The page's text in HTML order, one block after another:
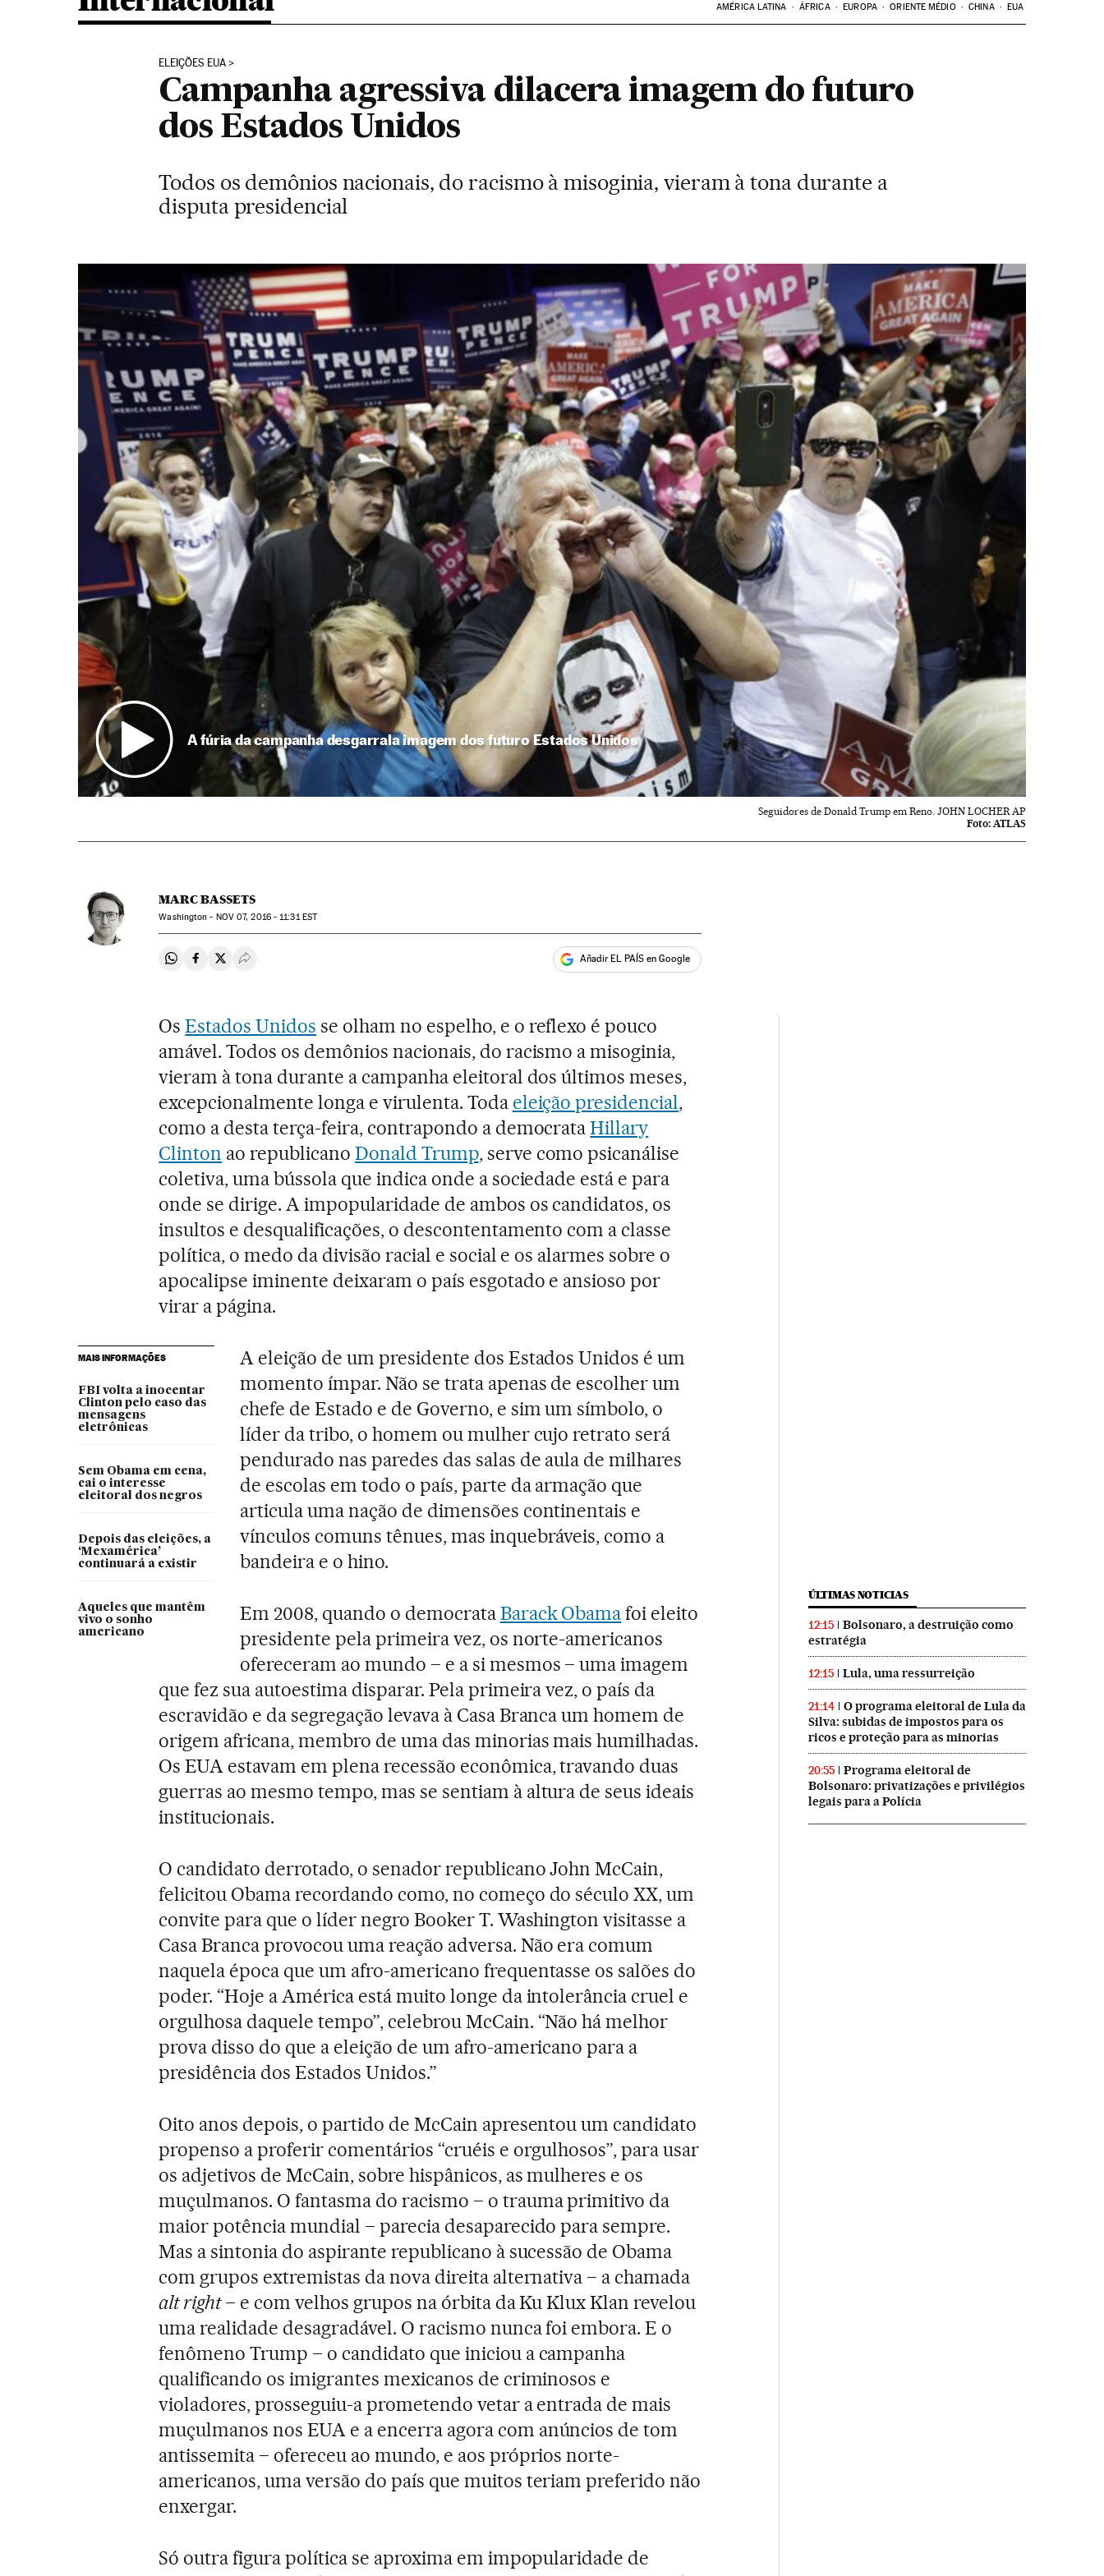
AMÉRICA LATINA ÁFRICA EUROPA ORIENTE MÉDIO CHINA EUA
ELEIÇÕES EUA
Campanha agressiva dilacera imagem do futuro
dos Estados Unidos
Todos os demônios nacionais, do racismo à misoginia, vieram à tona durante a
disputa presidencial
A fúria da campanha desgarrala imagem dos futuro Estados Unidos
Seguidores de Donald Trump em Reno. JOHN LOCHER AP
Foto: ATLAS
MARC BASSETS
Washington - NOV07, 2016 - 11:31EST
Compartir en Whatsapp
Compartir en Facebook
Compartir en Twitter
Desplegar Redes Sociales Añadir EL PAÍS en Google
OsEstados Unidos se olham no espelho, e o reflexo é pouco
amável. Todos os demônios nacionais, do racismo a misoginia,
vieram à tona durante a campanha eleitoral dos últimos meses,
excepcionalmente longa e virulenta. Toda eleição presidencial,
como a desta terça-feira, contrapondo a democrataHillary
Clinton ao republicano Donald Trump, serve como psicanálise
coletiva, uma bússola que indica onde a sociedade está e para
onde se dirige. A impopularidade de ambos os candidatos, os
insultos e desqualificações, o descontentamento com a classe
política, o medo da divisão racial e social e os alarmes sobre o
apocalipse iminente deixaram o país esgotado e ansioso por
virar a página.
MAIS INFORMAÇÕES
FBI volta a inocentar
Clinton pelo caso das
mensagens
eletrônicas
Sem Obama em cena,
cai o interesse
eleitoral dos negros
Depois das eleições, a
‘Mexamérica’
continuará a existir
Aqueles que mantêm
vivo o sonho
americano
A eleição de um presidente dos Estados Unidos é um
momento ímpar. Não se trata apenas de escolher um
chefe de Estado e de Governo, e sim um símbolo, o
líder da tribo, o homem ou mulher cujo retrato será
pendurado nas paredes das salas de aula de milhares
de escolas em todo o país, parte da armação que
articula uma nação de dimensões continentais e
vínculos comuns tênues, mas inquebráveis, como a
bandeira e o hino.
Em 2008, quando o democrataBarack Obamafoi eleito
presidente pela primeira vez, os norte-americanos
ofereceram ao mundo – e a si mesmos – uma imagem
que fez sua autoestima disparar. Pela primeira vez, o país da
escravidão e da segregação levava à Casa Branca um homem de
origem africana, membro de uma das minorias mais humilhadas.
Os EUA estavam em plena recessão econômica, travando duas
guerras ao mesmo tempo, mas se sentiam à altura de seus ideais
institucionais.
O candidato derrotado, o senador republicano John McCain,
felicitou Obama recordando como, no começo do século XX, um
convite para que o líder negro Booker T. Washington visitasse a
Casa Branca provocou uma reação adversa. Não era comum
naquela época que um afro-americano frequentasse os salões do
poder. “Hoje a América está muito longe da intolerância cruel e
orgulhosa daquele tempo”, celebrou McCain. “Não há melhor
prova disso do que a eleição de um afro-americano para a
presidência dos Estados Unidos.”
Oito anos depois, o partido de McCain apresentou um candidato
propenso a proferir comentários “cruéis e orgulhosos”, para usar
os adjetivos de McCain, sobre hispânicos, as mulheres e os
muçulmanos. O fantasma do racismo – o trauma primitivo da
maior potência mundial – parecia desaparecido para sempre.
Mas a sintonia do aspirante republicano à sucessão de Obama
com grupos extremistas da nova direita alternativa – a chamada
alt right– e com velhos grupos na órbita da Ku Klux Klan revelou
uma realidade desagradável. O racismo nunca foi embora. E o
fenômeno Trump – o candidato que iniciou a campanha
qualificando os imigrantes mexicanos de criminosos e
violadores, prosseguiu-a prometendo vetar a entrada de mais
muçulmanos nos EUA e a encerra agora com anúncios de tom
antissemita – ofereceu ao mundo, e aos próprios norte-
americanos, uma versão do país que muitos teriam preferido não
enxergar.
Só outra figura política se aproxima em impopularidade de
ÚLTIMAS NOTICIAS
12:15
Bolsonaro, a destruição como
estratégia
12:15 Lula, uma ressurreição
21:14
O programa eleitoral de Lula da
Silva: subidas de impostos para os
ricos e proteção para as minorias
20:55
Programa eleitoral de
Bolsonaro: privatizações e privilégios
legais para a Polícia